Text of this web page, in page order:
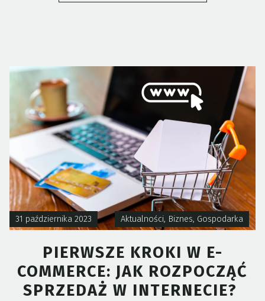
–
DLACZEGO
WARTO
ROZPOCZĄĆ
SPRZEDAŻ
31 października 2023 Aktualności, Biznes, Gospodarka
PIERWSZE KROKI W E-
COMMERCE: JAK ROZPOCZĄĆ
SPRZEDAŻ W INTERNECIE?